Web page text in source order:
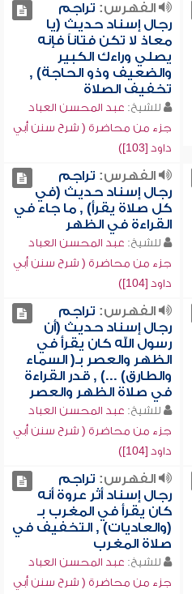
الفهرس: تراجم
رجال إسناد حديث (يا
معاذ لا تكن فتاناً فإنه
يصلي وراءك الكبير
والضعيف وذو الحاجة) ,
تخفيف الصلاة
للشيخ: عبد المحسن العباد
جزء من محاضرة ( شرح سنن أبي
داود [103])
الفهرس: تراجم
رجال إسناد حديث (في
كل صلاة يقرأ) , ما جاء في
القراءة في الظهر
للشيخ: عبد المحسن العباد
جزء من محاضرة ( شرح سنن أبي
داود [104])
الفهرس: تراجم
رجال إسناد حديث (أن
رسول الله كان يقرأ في
الظهر والعصر بـ( السماء
والطارق) ...) , قدر القراءة
في صلاة الظهر والعصر
للشيخ: عبد المحسن العباد
جزء من محاضرة ( شرح سنن أبي
داود [104])
الفهرس: تراجم
رجال إسناد أثر عروة أنه
كان يقرأ في المغرب بـ
(والعاديات) , التخفيف في
صلاة المغرب
للشيخ: عبد المحسن العباد
جزء من محاضرة ( شرح سنن أبي